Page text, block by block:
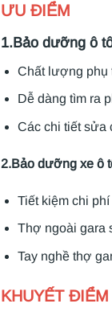
ƯU ĐIỂM
1.Bảo dưỡng ô
Chất lượng phụ
Dễ dàng tìm ra
Các chi tiết sửa
2.Bảo dưỡng xe ô
Tiết kiệm chi phí
Thợ ngoài gara
Tay nghề thợ
KHUYẾT ĐIỂM